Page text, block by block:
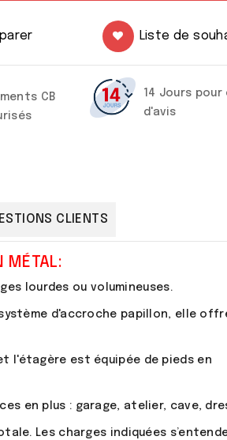
Liste de
CB
14 Jours
d'avis
CLIENTS
MÉTAL:
lourdes ou volumineuses.
d'accroche papillon, elle
l'étagère est équipée de pieds en
en plus : garage, atelier, cave,
Les charges indiquées